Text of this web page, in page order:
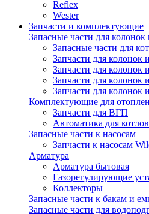
Reflex
Wester
Запчасти и комплектующие
Запасные части для колонок
Запасные части для
Запчасти для колонок
Запчасти для колонок
Запчасти для колонок
Запчасти для колонок
Комплектующие для
Запчасти для ВГП
Автоматика для котлов
Запасные части к насосам
Запчасти к насосам
Арматура
Арматура бытовая
Газорегулирующие
Коллекторы
Запасные части к бакам и
Запасные части для